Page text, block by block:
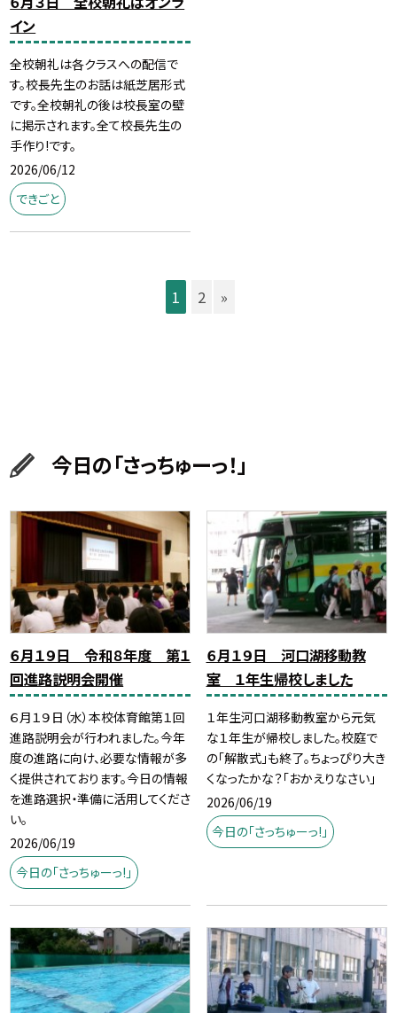
イン
全校朝礼は各クラスへの配信で
す。校長先生のお話は紙芝居形式
です。全校朝礼の後は校長室の壁
に掲示されます。全て校長先生の
手作り!です。
2026/06/12
できごと
1 2 »
今日の「さっちゅーっ！」
６月１９日 令和８年度 第１
回進路説明会開催
６月１９日（水）本校体育館第１回
進路説明会が行われました。今年
度の進路に向け、必要な情報が多
く提供されております。今日の情報
を進路選択・準備に活用してくださ
い。
2026/06/19
今日の「さっちゅーっ!」
６月１９日 河口湖移動教
室 １年生帰校しました
１年生河口湖移動教室から元気
な１年生が帰校しました。校庭で
の「解散式」も終了。ちょっぴり大き
くなったかな？「おかえりなさい」
2026/06/19
今日の「さっちゅーっ!」